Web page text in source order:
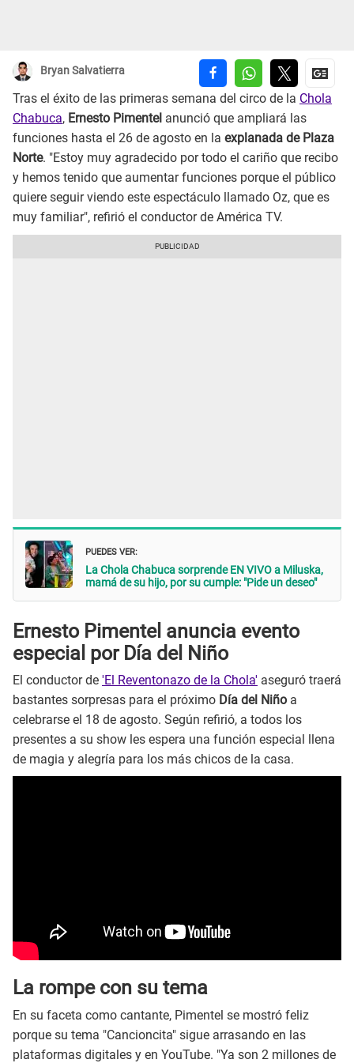
Bryan Salvatierra
Tras el éxito de las primeras semana del circo de la Chola
Chabuca, Ernesto Pimentel anunció que ampliará las
funciones hasta el 26 de agosto en la explanada de Plaza
Norte. "Estoy muy agradecido por todo el cariño que recibo
y hemos tenido que aumentar funciones porque el público
quiere seguir viendo este espectáculo llamado Oz, que es
muy familiar", refirió el conductor de América TV.
PUEDES VER:
La Chola Chabuca sorprende EN VIVO a Miluska,
mamá de su hijo, por su cumple: "Pide un deseo"
Ernesto Pimentel anuncia evento
especial por Día del Niño
El conductor de 'El Reventonazo de la Chola' aseguró traerá
bastantes sorpresas para el próximo Día del Niño a
celebrarse el 18 de agosto. Según refirió, a todos los
presentes a su show les espera una función especial llena
de magia y alegría para los más chicos de la casa.
La rompe con su tema
En su faceta como cantante, Pimentel se mostró feliz
porque su tema "Cancioncita" sigue arrasando en las
plataformas digitales y en YouTube. "Ya son 2 millones de